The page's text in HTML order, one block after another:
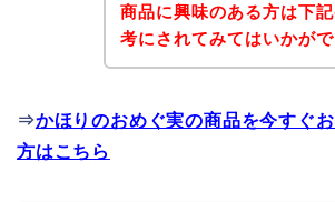
商品に興味のある方は下
考にされてみてはいかが
⇒かほりのおめぐ実の商品を今すぐ
方はこちら